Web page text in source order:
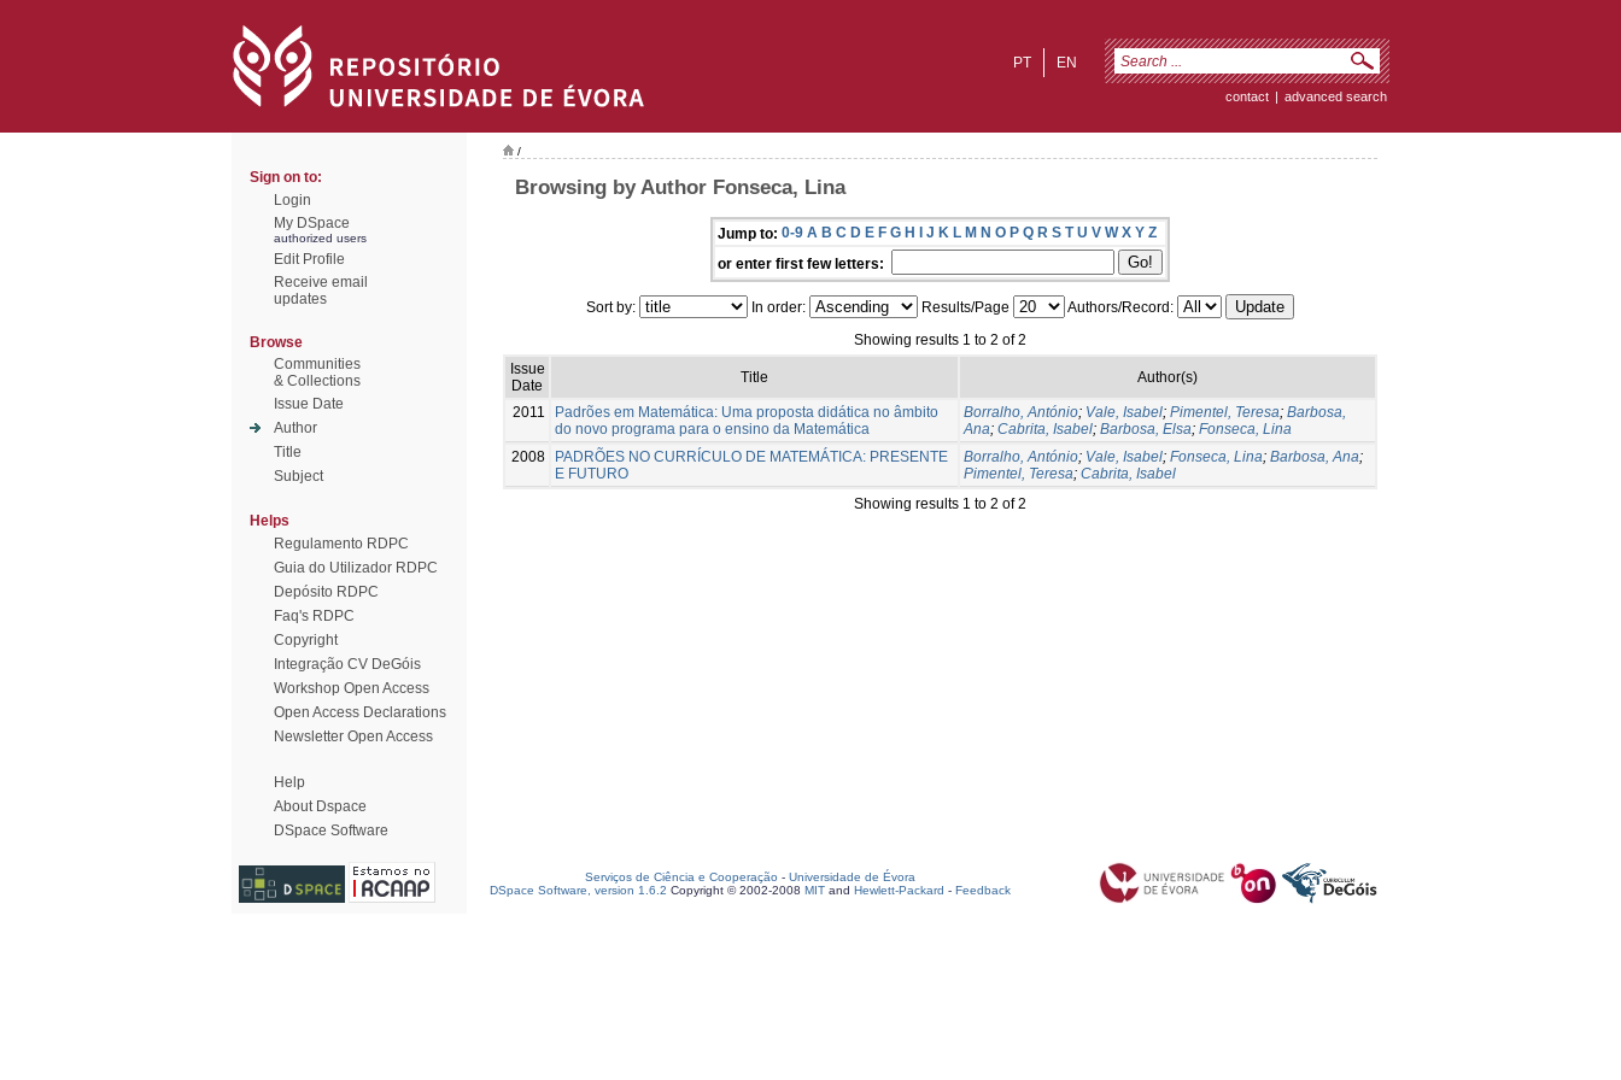
EN
PT
contact | advanced search
Sign on to:
Login
My DSpace
authorized users
Edit Profile
Receive email
updates
Browse
Communities
& Collections
Issue Date
Author
Title
Subject
Helps
Regulamento RDPC
Guia do Utilizador RDPC
Depósito RDPC
Faq's RDPC
Copyright
Integração CV DeGóis
Workshop Open Access
Open Access Declarations
Newsletter Open Access
Help
About Dspace
DSpace Software
/
Browsing by Author Fonseca, Lina
Jump to: 0-9 A B C D E F G H I J K L M N O P Q R S T U V W X Y Z
or enter first few letters:
Sort by: In order: Results/Page
Authors/Record:
Showing results 1 to 2 of 2
Issue
Date
Title Author(s)
2011
Padrões em Matemática: Uma proposta didática no âmbito
do novo programa para o ensino da Matemática
Borralho, António; Vale, Isabel; Pimentel, Teresa; Barbosa,
Ana; Cabrita, Isabel; Barbosa, Elsa; Fonseca, Lina
2008
PADRÕES NO CURRÍCULO DE MATEMÁTICA: PRESENTE
E FUTURO
Borralho, António; Vale, Isabel; Fonseca, Lina; Barbosa, Ana;
Pimentel, Teresa; Cabrita, Isabel
Showing results 1 to 2 of 2
Serviços de Ciência e Cooperação - Universidade de Évora
DSpace Software, version 1.6.2 Copyright © 2002-2008 MIT and Hewlett-Packard - Feedback